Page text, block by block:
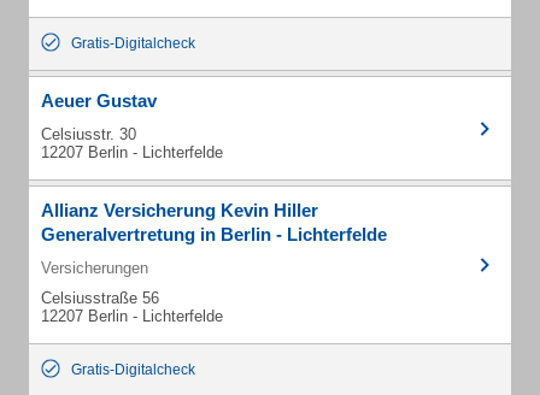
Gratis-Digitalcheck
Aeuer Gustav
Celsiusstr. 30
12207 Berlin - Lichterfelde
Allianz Versicherung Kevin Hiller
Generalvertretung in Berlin - Lichterfelde
Versicherungen
Celsiusstraße 56
12207 Berlin - Lichterfelde
Gratis-Digitalcheck